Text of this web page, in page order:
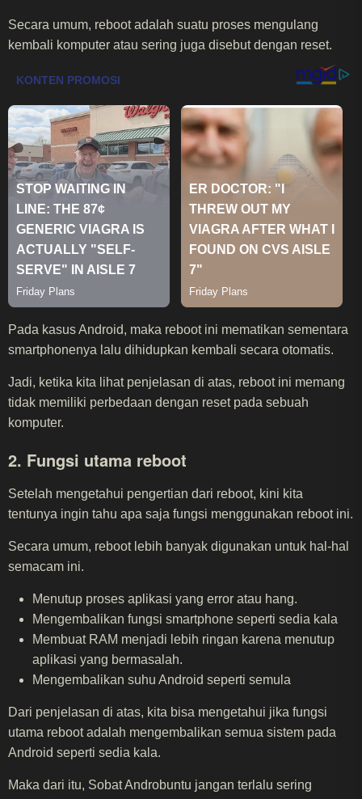
Secara umum, reboot adalah suatu proses mengulang
kembali komputer atau sering juga disebut dengan reset.
Pada kasus Android, maka reboot ini mematikan sementara
smartphonenya lalu dihidupkan kembali secara otomatis.
Jadi, ketika kita lihat penjelasan di atas, reboot ini memang
tidak memiliki perbedaan dengan reset pada sebuah
komputer.
2. Fungsi utama reboot
Setelah mengetahui pengertian dari reboot, kini kita
tentunya ingin tahu apa saja fungsi menggunakan reboot ini.
Secara umum, reboot lebih banyak digunakan untuk hal-hal
semacam ini.
Menutup proses aplikasi yang error atau hang.
Mengembalikan fungsi smartphone seperti sedia kala
Membuat RAM menjadi lebih ringan karena menutup
aplikasi yang bermasalah.
Mengembalikan suhu Android seperti semula
Dari penjelasan di atas, kita bisa mengetahui jika fungsi
utama reboot adalah mengembalikan semua sistem pada
Android seperti sedia kala.
Maka dari itu, Sobat Androbuntu jangan terlalu sering